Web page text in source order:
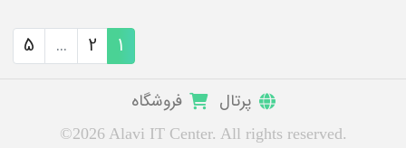
1
2
...
5
پرتال فروشگاه
©2026 Alavi IT Center. All rights reserved.